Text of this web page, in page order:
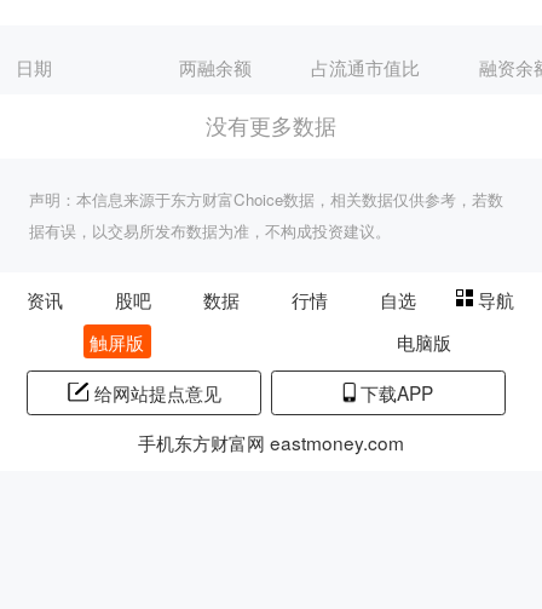
日期 两融余额 占流通市值比 融资余
没有更多数据
声明：本信息来源于东方财富Choice数据，相关数据仅供参考，若数
据有误，以交易所发布数据为准，不构成投资建议。
资讯 股吧 数据 行情 自选
导航
触屏版
电脑版
给网站提点意见
下载APP
手机东方财富网 eastmoney.com